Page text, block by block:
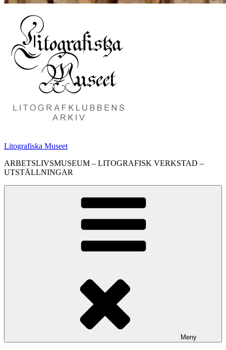
Litografiska Museet
ARBETSLIVSMUSEUM – LITOGRAFISK VERKSTAD –
UTSTÄLLNINGAR
Meny